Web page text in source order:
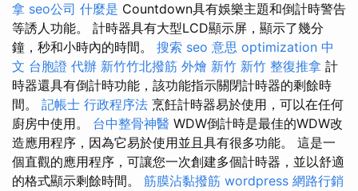
拿 seo公司 什麼是 Countdown具有娛樂主題和倒計時警告
等誘人功能。 計時器具有大型LCD顯示屏，顯示了幾分
鐘，秒和小時內的時間。 搜索 seo 意思 optimization 中
文 台胞證 代辦 新竹竹北撥筋 外燴 新竹 新竹 整復推拿 計
時器還具有倒計時功能，該功能指示關閉計時器的剩餘時
間。 記帳士 行政程序法 烹飪計時器易於使用，可以在任何
廚房中使用。 台中整骨神醫 WDW倒計時是最佳的WDW改
造應用程序，因為它易於使用並且具有很多功能。 這是一
個直觀的應用程序，可讓您一次創建多個計時器，並以舒適
的格式顯示剩餘時間。 筋膜沾黏撥筋 wordpress 網路行銷